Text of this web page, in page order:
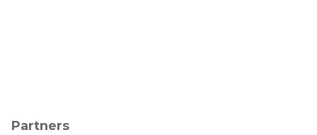
Partners